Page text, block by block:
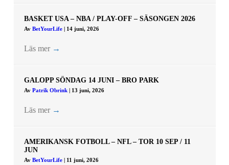
BASKET USA – NBA / PLAY-OFF – SÄSONGEN 2026
Av BetYourLife 14 juni, 2026
Läs mer →
GALOPP SÖNDAG 14 JUNI – BRO PARK
Av Patrik Obrink 13 juni, 2026
Läs mer →
AMERIKANSK FOTBOLL – NFL – TOR 10 SEP / 11
JUN
Av BetYourLife 11 juni, 2026